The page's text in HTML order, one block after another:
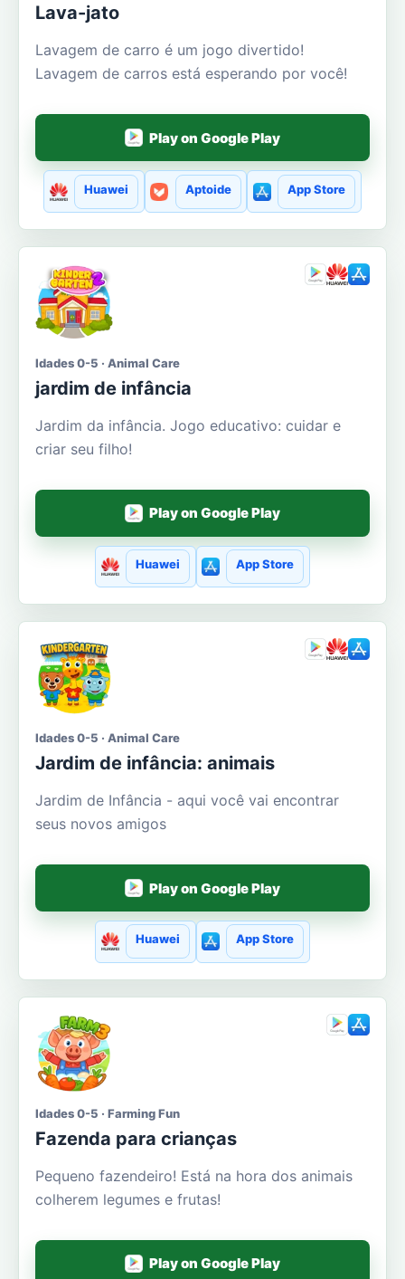
Lava-jato
Lavagem de carro é um jogo divertido!
Lavagem de carros está esperando por você!
Play on Google Play
Huawei Aptoide App Store
Idades 0-5 · Animal Care
jardim de infância
Jardim da infância. Jogo educativo: cuidar e
criar seu filho!
Play on Google Play
Huawei App Store
Idades 0-5 · Animal Care
Jardim de infância: animais
Jardim de Infância - aqui você vai encontrar
seus novos amigos
Play on Google Play
Huawei App Store
Idades 0-5 · Farming Fun
Fazenda para crianças
Pequeno fazendeiro! Está na hora dos animais
colherem legumes e frutas!
Play on Google Play